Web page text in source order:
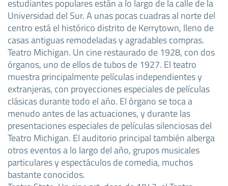
Universidad del Sur. A unas pocas cuadras al norte del
centro está el histórico distrito de Kerrytown, lleno de
casas antiguas remodeladas y agradables compras.
Teatro Michigan. Un cine restaurado de 1928, con dos
órganos, uno de ellos de tubos de 1927. El teatro
muestra principalmente películas independientes y
extranjeras, con proyecciones especiales de películas
clásicas durante todo el año. El órgano se toca a
menudo antes de las actuaciones, y durante las
presentaciones especiales de películas silenciosas del
Teatro Michigan. El auditorio principal también alberga
otros eventos a lo largo del año, grupos musicales
particulares y espectáculos de comedia, muchos
bastante conocidos.